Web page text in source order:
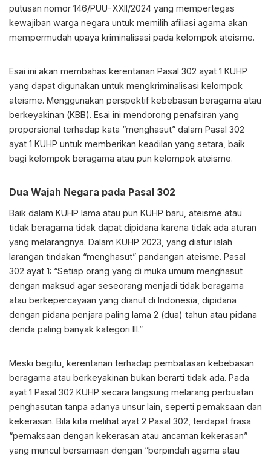
putusan nomor 146/PUU-XXII/2024 yang mempertegas
kewajiban warga negara untuk memilih afiliasi agama akan
mempermudah upaya kriminalisasi pada kelompok ateisme.
Esai ini akan membahas kerentanan Pasal 302 ayat 1 KUHP
yang dapat digunakan untuk mengkriminalisasi kelompok
ateisme. Menggunakan perspektif kebebasan beragama atau
berkeyakinan (KBB). Esai ini mendorong penafsiran yang
proporsional terhadap kata “menghasut” dalam Pasal 302
ayat 1 KUHP untuk memberikan keadilan yang setara, baik
bagi kelompok beragama atau pun kelompok ateisme.
Dua Wajah Negara pada Pasal 302
Baik dalam KUHP lama atau pun KUHP baru, ateisme atau
tidak beragama tidak dapat dipidana karena tidak ada aturan
yang melarangnya. Dalam KUHP 2023, yang diatur ialah
larangan tindakan “menghasut” pandangan ateisme. Pasal
302 ayat 1: “Setiap orang yang di muka umum menghasut
dengan maksud agar seseorang menjadi tidak beragama
atau berkepercayaan yang dianut di Indonesia, dipidana
dengan pidana penjara paling lama 2 (dua) tahun atau pidana
denda paling banyak kategori III.”
Meski begitu, kerentanan terhadap pembatasan kebebasan
beragama atau berkeyakinan bukan berarti tidak ada. Pada
ayat 1 Pasal 302 KUHP secara langsung melarang perbuatan
penghasutan tanpa adanya unsur lain, seperti pemaksaan dan
kekerasan. Bila kita melihat ayat 2 Pasal 302, terdapat frasa
“pemaksaan dengan kekerasan atau ancaman kekerasan”
yang muncul bersamaan dengan “berpindah agama atau